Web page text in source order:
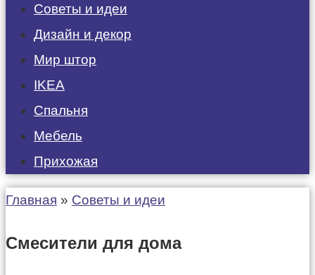
Советы и идеи
Дизайн и декор
Мир штор
IKEA
Спальня
Мебель
Прихожая
Главная » Советы и идеи
Смесители для дома